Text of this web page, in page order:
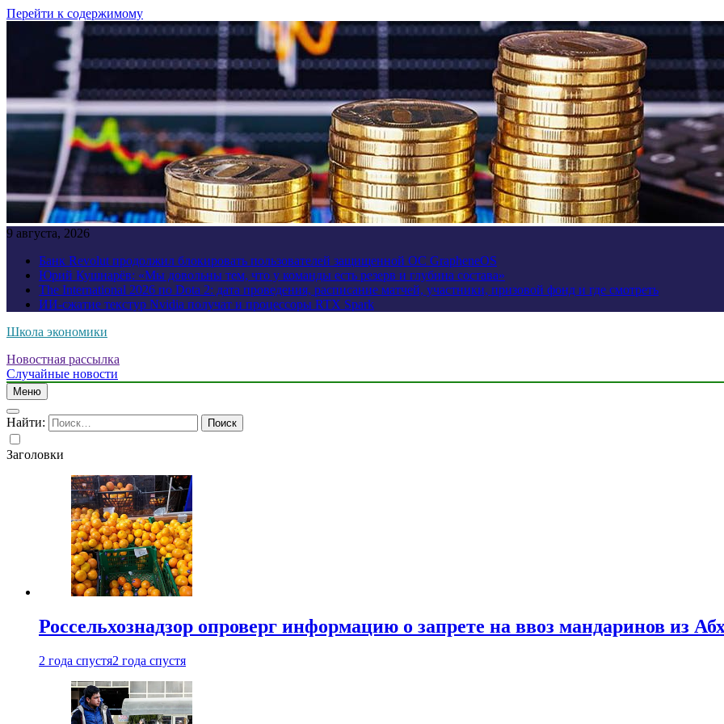
Перейти к содержимому
9 августа, 2026
Банк Revolut продолжил блокировать пользователей защищенной ОС GrapheneOS
Юрий Кушнарёв: «Мы довольны тем, что у команды есть резерв и глубина состава»
The International 2026 по Dota 2: дата проведения, расписание матчей, участники, призовой фонд и где смотреть
ИИ-сжатие текстур Nvidia получат и процессоры RTX Spark
Школа экономики
Новостная рассылка
Случайные новости
Меню
Найти:
Заголовки
Россельхознадзор опроверг информацию о запрете на ввоз мандаринов из
2 года спустя2 года спустя